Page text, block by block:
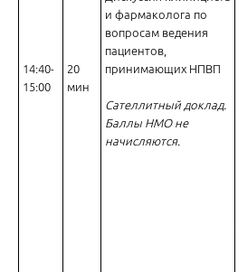
14:40-
15:00
20
мин
и фармаколога по
вопросам ведения
пациентов,
принимающих НПВП
Сателлитный доклад.
Баллы НМО не
начисляются.